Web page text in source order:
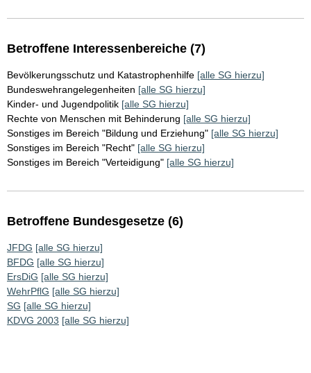
Betroffene Interessenbereiche (7)
Bevölkerungsschutz und Katastrophenhilfe [alle SG hierzu]
Bundeswehrangelegenheiten [alle SG hierzu]
Kinder- und Jugendpolitik [alle SG hierzu]
Rechte von Menschen mit Behinderung [alle SG hierzu]
Sonstiges im Bereich "Bildung und Erziehung" [alle SG hierzu]
Sonstiges im Bereich "Recht" [alle SG hierzu]
Sonstiges im Bereich "Verteidigung" [alle SG hierzu]
Betroffene Bundesgesetze (6)
JFDG [alle SG hierzu]
BFDG [alle SG hierzu]
ErsDiG [alle SG hierzu]
WehrPflG [alle SG hierzu]
SG [alle SG hierzu]
KDVG 2003 [alle SG hierzu]